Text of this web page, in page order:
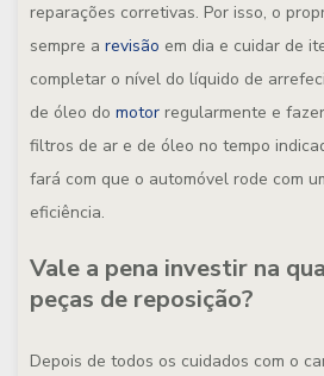
reparações corretivas. Por isso, o
sempre a revisão em dia e cuidar de
completar o nível do líquido de
de óleo do motor regularmente e
filtros de ar e de óleo no tempo
fará com que o automóvel rode com
eficiência.
Vale a pena investir na
peças de reposição?
Depois de todos os cuidados com o